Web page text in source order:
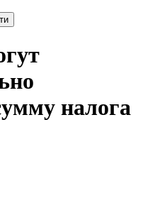
налога